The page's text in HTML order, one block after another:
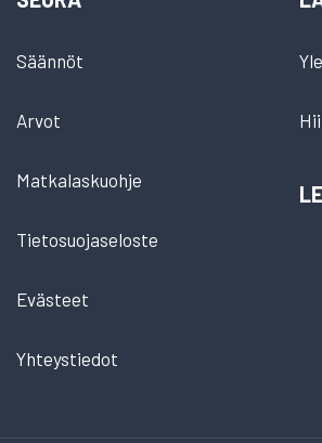
Säännöt
Arvot
Matkalaskuohje
Tietosuojaseloste
Evästeet
Yhteystiedot